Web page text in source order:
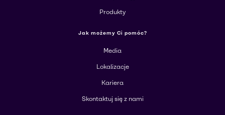
Produkty
Jak możemy Ci pomóc?
Media
Lokalizacje
Kariera
Skontaktuj się z nami